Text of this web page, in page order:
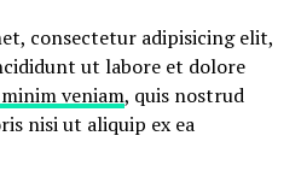
consectetur adipisicing elit,
ut labore et dolore
veniam, quis nostrud
nisi ut aliquip ex ea